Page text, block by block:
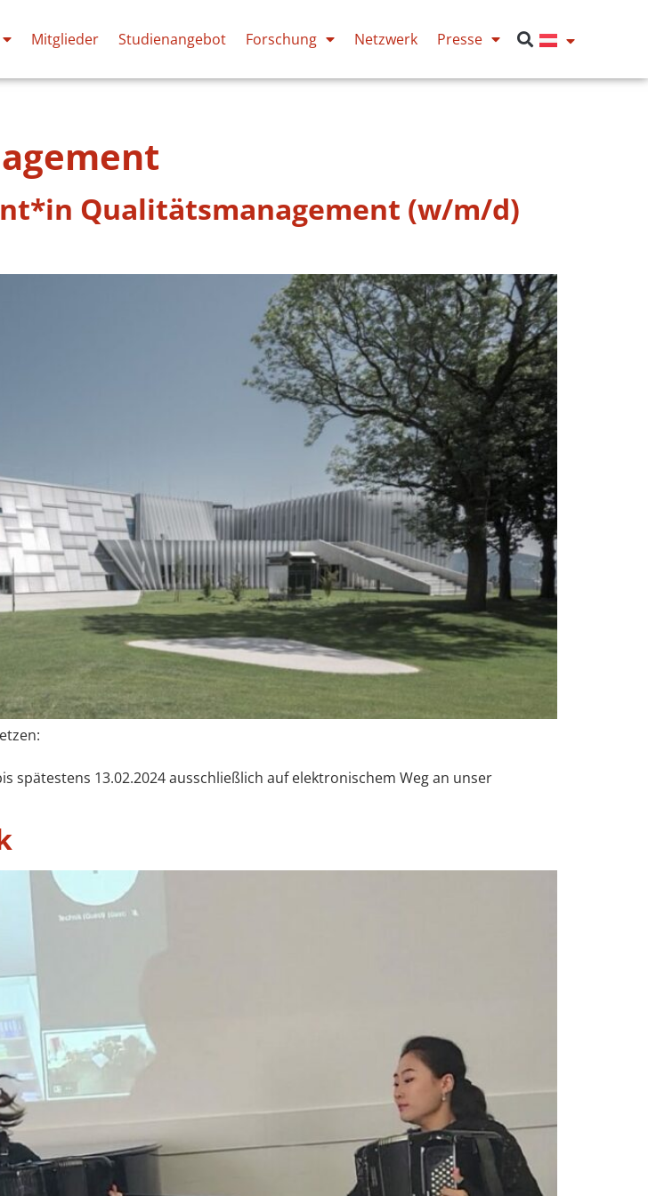
Mitglieder Studienangebot Forschung Netzwerk Presse
Qualitätsmanagement (w/m/d)
13.02.2024 ausschließlich auf elektronischem Weg an unser